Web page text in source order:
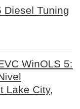
Diesel Tuning
WinOLS 5:
Lake City,